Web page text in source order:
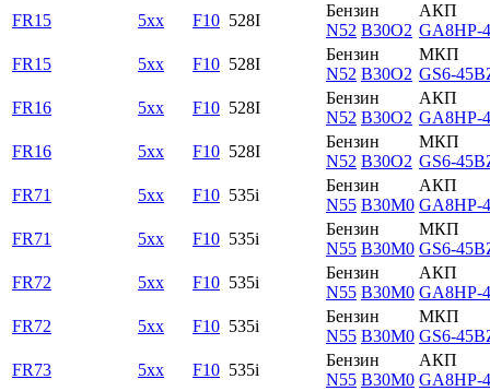
FR15
5xx F10 528I
Бензин
N52 B30O2
АКП
GA8HP-
FR15
5xx F10 528I
Бензин
N52 B30O2
МКП
GS6-
FR16
5xx F10 528I
Бензин
N52 B30O2
АКП
GA8HP-
FR16
5xx F10 528I
Бензин
N52 B30O2
МКП
GS6-
FR71
5xx F10 535i
Бензин
N55 B30M0
АКП
GA8HP-
FR71
5xx F10 535i
Бензин
N55 B30M0
МКП
GS6-
FR72
5xx F10 535i
Бензин
N55 B30M0
АКП
GA8HP-
FR72
5xx F10 535i
Бензин
N55 B30M0
МКП
GS6-
FR73
5xx F10 535i
Бензин
N55 B30M0
АКП
GA8HP-